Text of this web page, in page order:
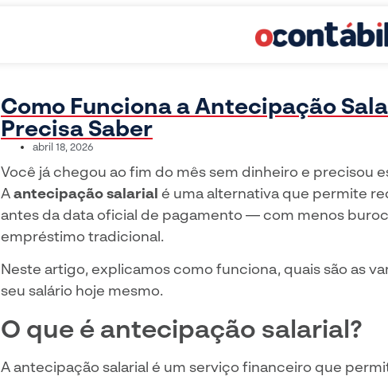
Como Funciona a Antecipação
Precisa Saber
abril 18, 2026
Você já chegou ao fim do mês sem dinheiro e precisou
Aantecipação salarial é uma alternativa que permite
antes da data oficial de pagamento — com menos
empréstimo tradicional.
Neste artigo, explicamos como funciona, quais são as
seu salário hoje mesmo.
O que é antecipação salarial?
A antecipação salarial é um serviço financeiro que